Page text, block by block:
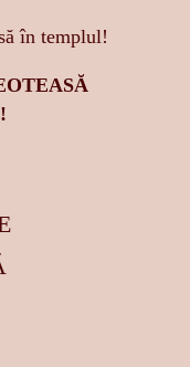
în templul!